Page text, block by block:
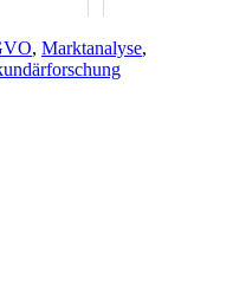
, Marktanalyse,